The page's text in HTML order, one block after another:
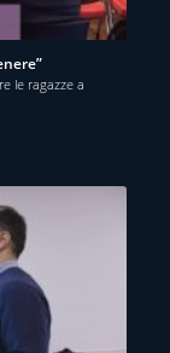
le ragazze a